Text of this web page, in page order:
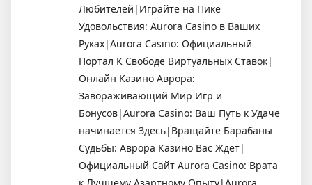
Любителей|Играйте на Пике
Удовольствия: Aurora Casino в Ваших
Руках|Aurora Casino: Официальный
Портал К Свободе Виртуальных Ставок|
Онлайн Казино Аврора:
Завораживающий Мир Игр и
Бонусов|Aurora Casino: Ваш Путь к Удаче
начинается Здесь|Вращайте Барабаны
Судьбы: Аврора Казино Вас Ждет|
Официальный Сайт Aurora Casino: Врата